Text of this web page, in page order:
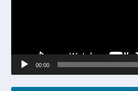
00:00